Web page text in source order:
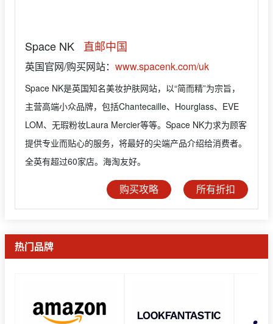
Space NK 直邮中国
英国官网/购买网站： www.spacenk.com/uk
Space NK是英国知名美妆护肤网站，以“简而精”为宗旨，
主营高端小众品牌，包括Chantecaille、Hourglass、EVE
LOM、无瑕粉妆Laura Mercier等等。Space NK力求为顾客
提供专业而贴心的服务，将最好的尖端产品介绍给消费者。
全英有超过60家店。海淘友好。
购买攻略 所有折扣
热门品牌